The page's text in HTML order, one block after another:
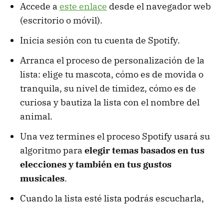
Accede a este enlace desde el navegador web
(escritorio o móvil).
Inicia sesión con tu cuenta de Spotify.
Arranca el proceso de personalización de la
lista: elige tu mascota, cómo es de movida o
tranquila, su nivel de timidez, cómo es de
curiosa y bautiza la lista con el nombre del
animal.
Una vez termines el proceso Spotify usará su
algoritmo para elegir temas basados en tus
elecciones y también en tus gustos
musicales.
Cuando la lista esté lista podrás escucharla,